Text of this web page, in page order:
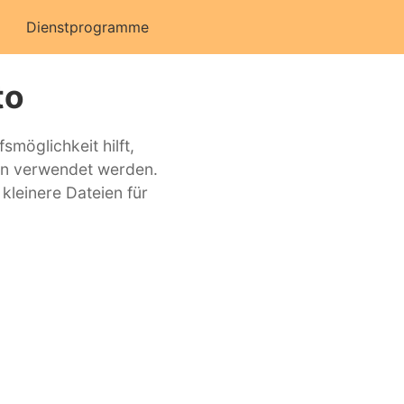
Dienstprogramme
hilft,
verwendet werden.
Dateien für